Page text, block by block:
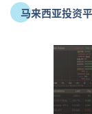
马来西亚投资